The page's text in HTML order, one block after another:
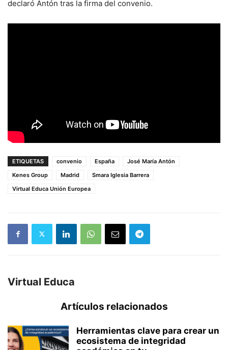
declaró Antón tras la firma del convenio.
ETIQUETAS convenio España
José María Antón
Kenes Group
Madrid
Smara Iglesia Barrera
Virtual Educa Unión Europea
Virtual Educa
Artículos relacionados
Herramientas clave para crear un
ecosistema de integridad